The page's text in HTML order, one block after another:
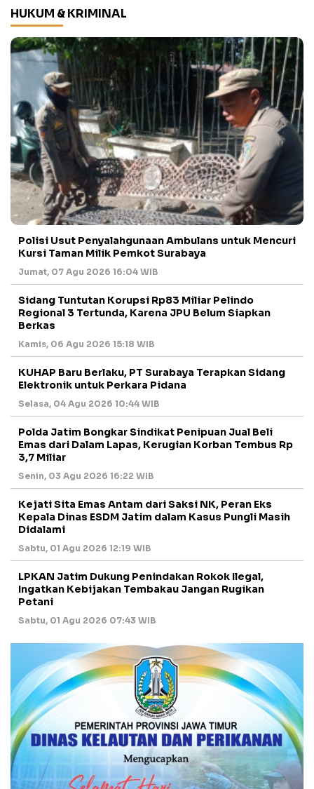
HUKUM & KRIMINAL
Polisi Usut Penyalahgunaan Ambulans untuk Mencuri
Kursi Taman Milik Pemkot Surabaya
Jumat, 07 Agu 2026 16:04 WIB
Sidang Tuntutan Korupsi Rp83 Miliar Pelindo
Regional 3 Tertunda, Karena JPU Belum Siapkan
Berkas
Kamis, 06 Agu 2026 15:18 WIB
KUHAP Baru Berlaku, PT Surabaya Terapkan Sidang
Elektronik untuk Perkara Pidana
Selasa, 04 Agu 2026 10:44 WIB
Polda Jatim Bongkar Sindikat Penipuan Jual Beli
Emas dari Dalam Lapas, Kerugian Korban Tembus Rp
3,7 Miliar
Senin, 03 Agu 2026 16:22 WIB
Kejati Sita Emas Antam dari Saksi NK, Peran Eks
Kepala Dinas ESDM Jatim dalam Kasus Pungli Masih
Didalami
Sabtu, 01 Agu 2026 12:19 WIB
LPKAN Jatim Dukung Penindakan Rokok Ilegal,
Ingatkan Kebijakan Tembakau Jangan Rugikan
Petani
Sabtu, 01 Agu 2026 07:43 WIB